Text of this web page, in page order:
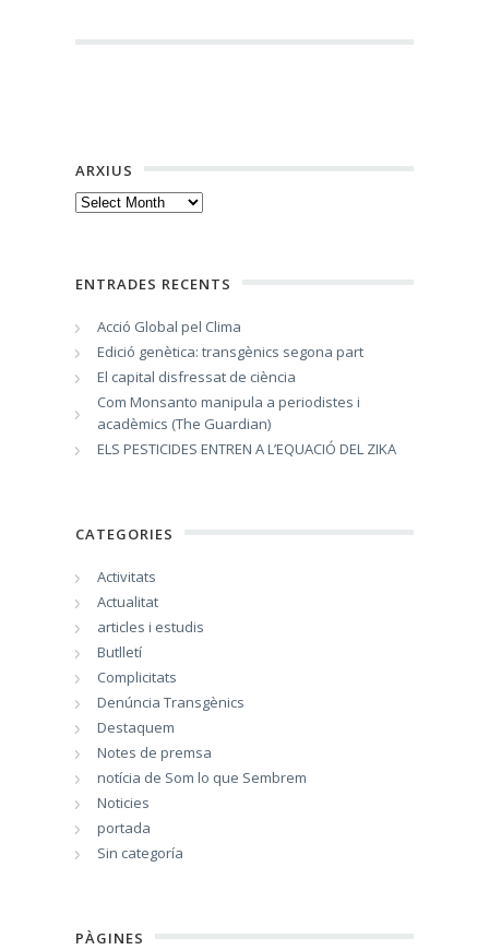
ARXIUS
Arxius
ENTRADES RECENTS
Acció Global pel Clima
Edició genètica: transgènics segona part
El capital disfressat de ciència
Com Monsanto manipula a periodistes i
acadèmics (The Guardian)
ELS PESTICIDES ENTREN A L’EQUACIÓ DEL ZIKA
CATEGORIES
Activitats
Actualitat
articles i estudis
Butlletí
Complicitats
Denúncia Transgènics
Destaquem
Notes de premsa
notícia de Som lo que Sembrem
Noticies
portada
Sin categoría
PÀGINES